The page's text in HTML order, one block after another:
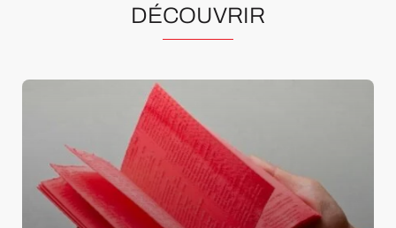
DÉCOUVRIR